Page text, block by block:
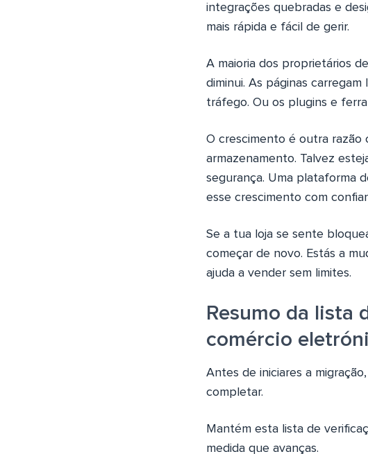
integrações quebradas e
mais rápida e fácil de gerir.
A maioria dos proprietários
diminui. As páginas
tráfego. Ou os plugins e
O crescimento é outra razão
armazenamento. Talvez
segurança. Uma plataforma
esse crescimento com
Se a tua loja se sente
começar de novo. Estás a
ajuda a vender sem limites.
Resumo da lista
comércio
Antes de iniciares a
completar.
Mantém esta lista de
medida que avanças.